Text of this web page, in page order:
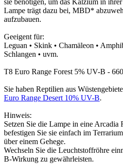
sie benötigen, um das Kalzium in
Lampe trägt dazu bei, MBD*
aufzubauen.
Geeigent für:
Leguan • Skink • Chamäleon •
Schlangen • uvm.
T8 Euro Range Forest 5% UV-B -
Sie haben Reptilien aus
Euro Range Desert 10% UV-B.
Hinweis:
Setzen Sie die Lampe in eine Arcadia
befestigen Sie sie einfach im
über einem Gehege.
Wechseln Sie die Leuchtstoffröhre
B-Wirkung zu gewährleisten.